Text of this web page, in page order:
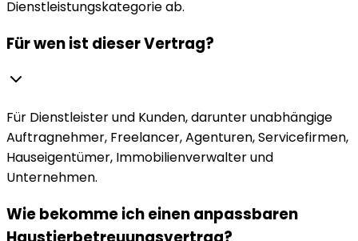
Dienstleistungskategorie ab.
Für wen ist dieser Vertrag?
Für Dienstleister und Kunden, darunter unabhängige
Auftragnehmer, Freelancer, Agenturen, Servicefirmen,
Hauseigentümer, Immobilienverwalter und
Unternehmen.
Wie bekomme ich einen anpassbaren